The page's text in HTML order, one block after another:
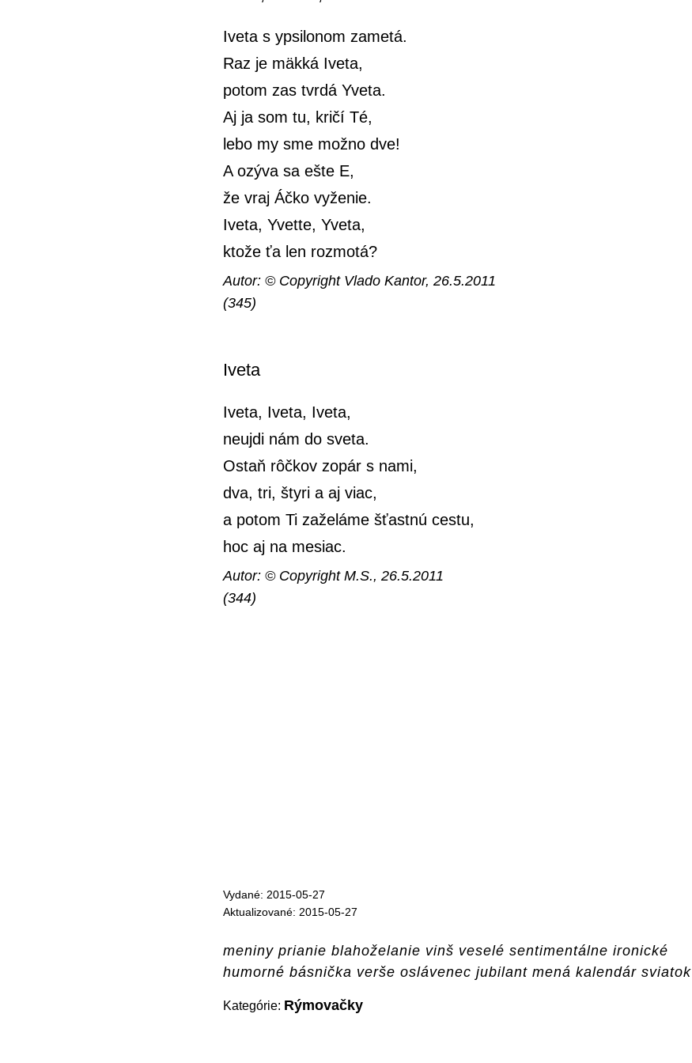
Iveta s ypsilonom zametá.
Raz je mäkká Iveta,
potom zas tvrdá Yveta.
Aj ja som tu, kričí Té,
lebo my sme možno dve!
A ozýva sa ešte E,
že vraj Áčko vyženie.
Iveta, Yvette, Yveta,
ktože ťa len rozmotá?
Autor: © Copyright Vlado Kantor, 26.5.2011
(345)
Iveta
Iveta, Iveta, Iveta,
neujdi nám do sveta.
Ostaň rôčkov zopár s nami,
dva, tri, štyri a aj viac,
a potom Ti zaželáme šťastnú cestu,
hoc aj na mesiac.
Autor: © Copyright M.S., 26.5.2011
(344)
Vydané: 2015-05-27
Aktualizované: 2015-05-27
meniny prianie blahoželanie vinš veselé sentimentálne ironické
humorné básnička verše oslávenec jubilant mená kalendár sviatok
Kategórie: Rýmovačky